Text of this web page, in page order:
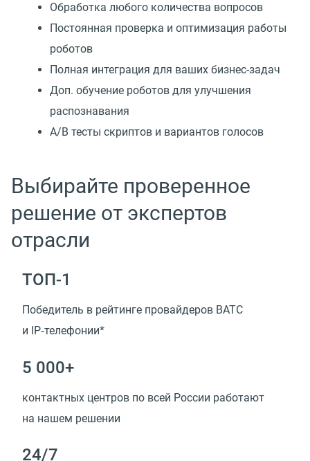
Обработка любого количества вопросов
Постоянная проверка и оптимизация работы
роботов
Полная интеграция для ваших бизнес-задач
Доп. обучение роботов для улучшения
распознавания
А/В тесты скриптов и вариантов голосов
Выбирайте проверенное
решение от экспертов
отрасли
TOП-1
Победитель в рейтинге провайдеров ВАТС
и IP‑телефонии*
5 000+
контактных центров по всей России работают
на нашем решении
24/7